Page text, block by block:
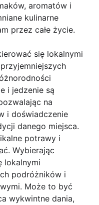
aromatów i
kulinarne
przez całe życie.
się lokalnymi
i jedzenie są
na
i doświadczenie
danego miejsca.
potrawy i
Wybierając
lokalnymi
podróżników i
Może to być
wykwintne dania,